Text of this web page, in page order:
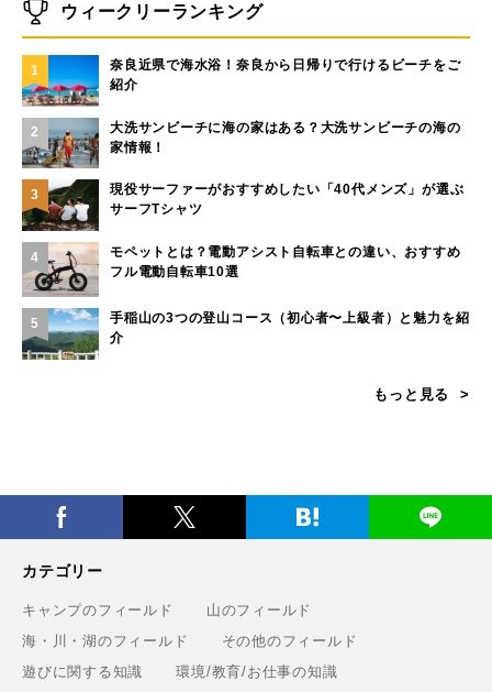
ウィークリーランキング
1
奈良近県で海水浴！奈良から日帰りで行けるビーチをご
紹介
2
大洗サンビーチに海の家はある？大洗サンビーチの海の
家情報！
3
現役サーファーがおすすめしたい「40代メンズ」が選ぶ
サーフTシャツ
4
モペットとは？電動アシスト自転車との違い、おすすめ
フル電動自転車10選
5
手稲山の3つの登山コース（初心者〜上級者）と魅力を紹
介
もっと見る
カテゴリー
キャンプのフィールド
山のフィールド
海・川・湖のフィールド
その他のフィールド
遊びに関する知識
環境/教育/お仕事の知識